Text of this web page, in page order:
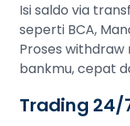
Isi saldo via
seperti BCA,
Proses withdraw
bankmu, cepat
Trading